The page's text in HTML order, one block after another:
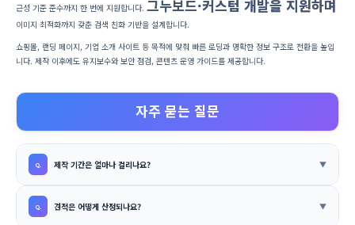
근성 기준 준수까지 한 번에 지원합니다. 그누보드·커스텀 개발을 지원하며
이미지 최적화까지 갖춘 검색 친화 기반을 설계합니다.
쇼핑몰, 랜딩 페이지, 기업 소개 사이트 등 목적에 맞춰 빠른 로딩과 명확한 정보 구조로 전환을 높입
니다. 제작 이후에도 유지보수와 보안 점검, 콘텐츠 운영 가이드를 제공합니다.
자주 묻는 질문
제작 기간은 얼마나 걸리나요?
견적은 어떻게 산정되나요?